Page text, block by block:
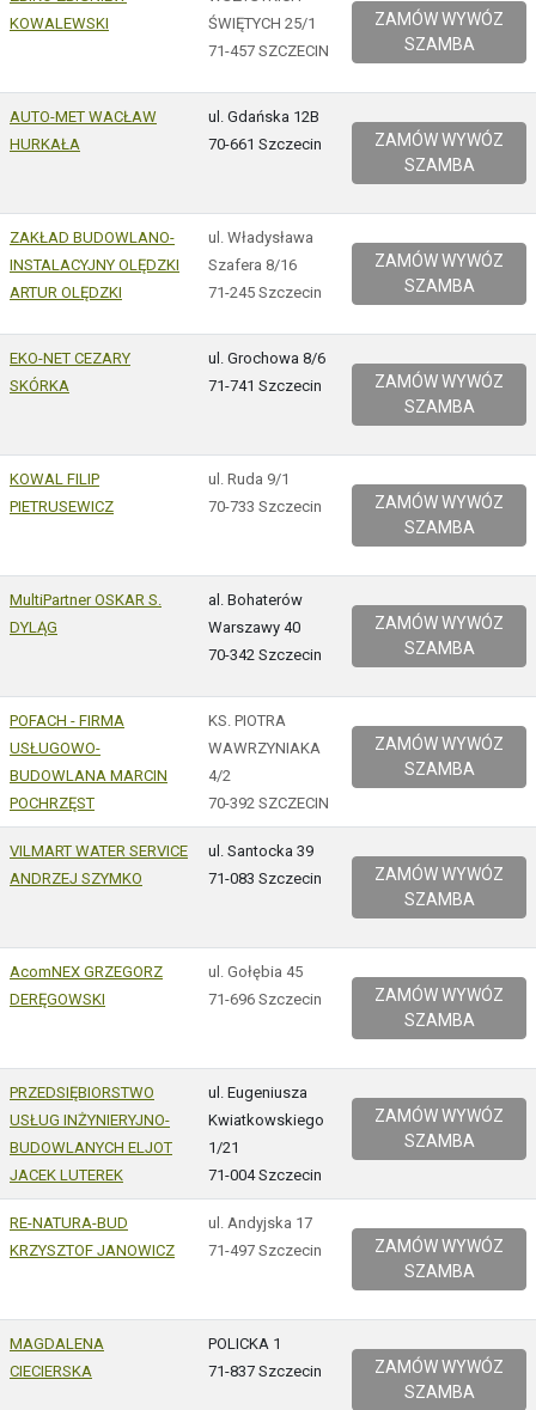
KOWALEWSKI
ŚWIĘTYCH 25/1
71-457 SZCZECIN
ZAMÓW WYWÓZ
SZAMBA
AUTO-MET WACŁAW
HURKAŁA
ul. Gdańska 12B
70-661 Szczecin
ZAMÓW WYWÓZ
SZAMBA
ZAKŁAD BUDOWLANO-
INSTALACYJNY OLĘDZKI
ARTUR OLĘDZKI
ul. Władysława
Szafera 8/16
71-245 Szczecin
ZAMÓW WYWÓZ
SZAMBA
EKO-NET CEZARY
SKÓRKA
ul. Grochowa 8/6
71-741 Szczecin
ZAMÓW WYWÓZ
SZAMBA
KOWAL FILIP
PIETRUSEWICZ
ul. Ruda 9/1
70-733 Szczecin
ZAMÓW WYWÓZ
SZAMBA
MultiPartner OSKAR S.
DYLĄG
al. Bohaterów
Warszawy 40
70-342 Szczecin
ZAMÓW WYWÓZ
SZAMBA
POFACH - FIRMA
USŁUGOWO-
BUDOWLANA MARCIN
POCHRZĘST
KS. PIOTRA
WAWRZYNIAKA
4/2
70-392 SZCZECIN
ZAMÓW WYWÓZ
SZAMBA
VILMART WATER SERVICE
ANDRZEJ SZYMKO
ul. Santocka 39
71-083 Szczecin
ZAMÓW WYWÓZ
SZAMBA
AcomNEX GRZEGORZ
DERĘGOWSKI
ul. Gołębia 45
71-696 Szczecin
ZAMÓW WYWÓZ
SZAMBA
PRZEDSIĘBIORSTWO
USŁUG INŻYNIERYJNO-
BUDOWLANYCH ELJOT
JACEK LUTEREK
ul. Eugeniusza
Kwiatkowskiego
1/21
71-004 Szczecin
ZAMÓW WYWÓZ
SZAMBA
RE-NATURA-BUD
KRZYSZTOF JANOWICZ
ul. Andyjska 17
71-497 Szczecin
ZAMÓW WYWÓZ
SZAMBA
MAGDALENA
CIECIERSKA
POLICKA 1
71-837 Szczecin
ZAMÓW WYWÓZ
SZAMBA